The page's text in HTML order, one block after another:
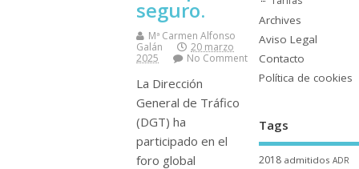
seguro.
Mª Carmen Alfonso
Galán
20 marzo
2025
No Comment
La Dirección
General de Tráfico
(DGT) ha
participado en el
foro global
Archives
Aviso Legal
Contacto
Polí­tica de cookies
Tags
2018 admitidos ADR